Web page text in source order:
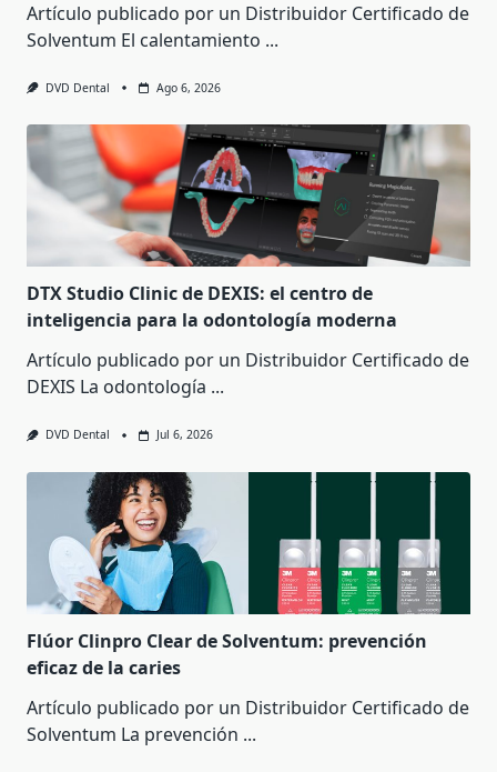
Artículo publicado por un Distribuidor Certificado de
Solventum El calentamiento ...
DVD Dental Ago 6, 2026
DTX Studio Clinic de DEXIS: el centro de
inteligencia para la odontología moderna
Artículo publicado por un Distribuidor Certificado de
DEXIS La odontología ...
DVD Dental Jul 6, 2026
Flúor Clinpro Clear de Solventum: prevención
eficaz de la caries
Artículo publicado por un Distribuidor Certificado de
Solventum La prevención ...